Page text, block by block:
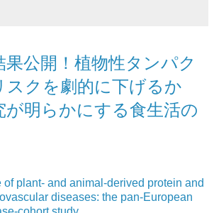
果公開！植物性タンパク
スクを劇的に下げるか
が明らかにする食生活の
of plant- and animal-derived protein and
diseases: the pan-European